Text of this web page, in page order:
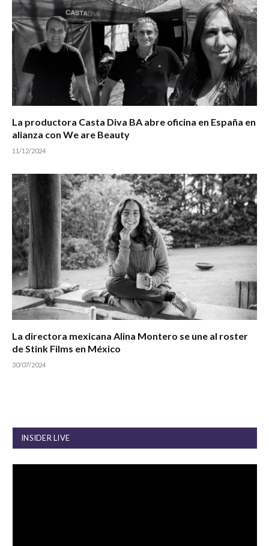
La productora Casta Diva BA abre oficina en España en
alianza con We are Beauty
11/12/2024
La directora mexicana Alina Montero se une al roster
de Stink Films en México
30/07/2024
INSIDER LIVE